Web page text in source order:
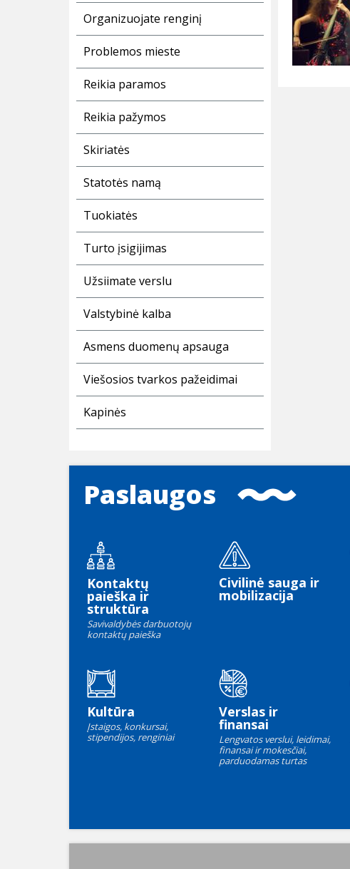
Organizuojate renginį
Problemos mieste
Reikia paramos
Reikia pažymos
Skiriatės
Statotės namą
Tuokiatės
Turto įsigijimas
Užsiimate verslu
Valstybinė kalba
Asmens duomenų apsauga
Viešosios tvarkos pažeidimai
Kapinės
Paslaugos
Kontaktų
paieška ir
struktūra
Savivaldybės darbuotojų
kontaktų paieška
Civilinė sauga ir
mobilizacija
Kultūra
Įstaigos, konkursai,
stipendijos, renginiai
Verslas ir
finansai
Lengvatos verslui, leidimai,
finansai ir mokesčiai,
parduodamas turtas